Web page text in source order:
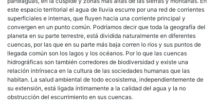
este espacio territorial el agua de lluvia escurre por una red de corrientes
superficiales e internas, que fluyen hacia una corriente principal y
convergen en un punto común. Podríamos decir que toda la geografía del
planeta en su parte terrestre, está dividida naturalmente en diferentes
cuencas, por las que en su parte más baja corren lo ríos y sus puntos de
llegada común son los lagos y los océanos. Por lo que las cuencas
hidrográficas son también corredores de biodiversidad y existe una
relación intrínseca en la cultura de las sociedades humanas que las
habitan. La salud ambiental de todo ecosistema, independientemente de
su extensión, está ligada íntimamente a la calidad del agua y la no
obstrucción del escurrimiento en sus cuencas.